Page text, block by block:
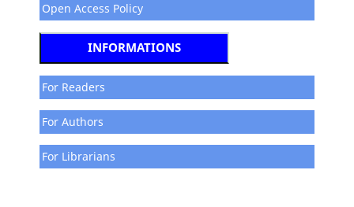
Open Access Policy
INFORMATIONS
For Readers
For Authors
For Librarians